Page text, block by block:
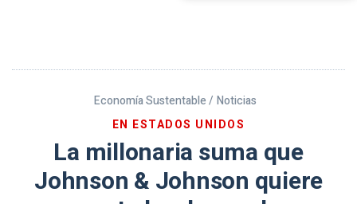
Economía Sustentable / Noticias
EN ESTADOS UNIDOS
La millonaria suma que
Johnson & Johnson quiere